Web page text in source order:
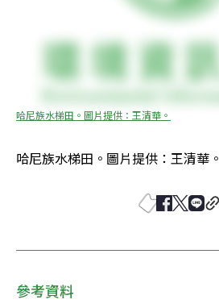
哈尼族水梯田。圖片提供：王清華。
哈尼族水梯田。圖片提供：王清華。
參考資料